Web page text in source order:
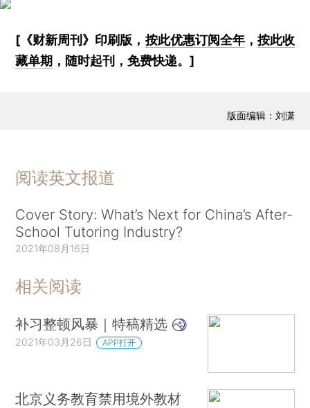
[《财新周刊》印刷版， 按此优惠订阅全年， 按此收
藏单期 ，随时起刊，免费快递。]
版面编辑：刘潇
阅读英文报道
Cover Story: What’s Next for China’s After-
School Tutoring Industry?
2021年08月16日
相关阅读
补习整顿风暴｜特稿精选
2021年03月26日 APP打开
北京义务教育禁用境外教材